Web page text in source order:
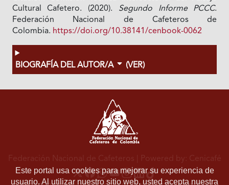
Cultural Cafetero. (2020). Segundo Informe PCCC.
Federación Nacional de Cafeteros de
Colombia. https://doi.org/10.38141/cenbook-0062
BIOGRAFÍA DEL AUTOR/A (VER)
Este portal usa cookies para mejorar su experiencia de
usuario. Al utilizar nuestro sitio web, usted acepta nuestra
Federación Nacional de Cafeteros | Powered by: Cenicafé